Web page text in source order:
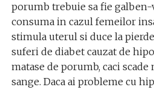
porumb trebuie sa fie galben-
consuma in cazul femeilor
stimula uterul si duce la
suferi de diabet cauzat de
matase de porumb, caci
sange. Daca ai probleme cu